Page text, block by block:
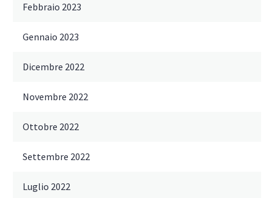
Febbraio 2023
Gennaio 2023
Dicembre 2022
Novembre 2022
Ottobre 2022
Settembre 2022
Luglio 2022